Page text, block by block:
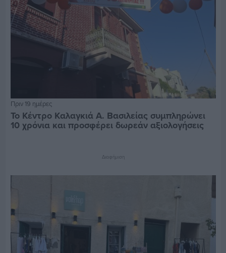
Πριν 19 ημέρες
Το Κέντρο Καλαγκιά Α. Βασιλείας συμπληρώνει
10 χρόνια και προσφέρει δωρεάν αξιολογήσεις
Διαφήμιση